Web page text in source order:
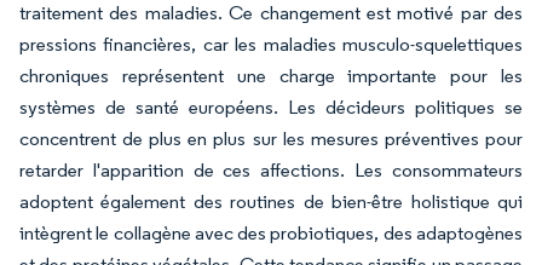
traitement des maladies. Ce changement est motivé par des
pressions financières, car les maladies musculo-squelettiques
chroniques représentent une charge importante pour les
systèmes de santé européens. Les décideurs politiques se
concentrent de plus en plus sur les mesures préventives pour
retarder l'apparition de ces affections. Les consommateurs
adoptent également des routines de bien-être holistique qui
intègrent le collagène avec des probiotiques, des adaptogènes